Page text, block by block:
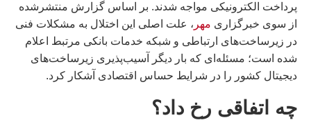
پرداخت الکترونیکی مواجه شدند. بر اساس گزارش منتشرشده
از سوی خبرگزاری مهر ، علت اصلی این اختلال به مشکلات فنی
در زیرساخت‌های ارتباطی و شبکه خدمات بانکی مرتبط اعلام
شده است؛ مسئله‌ای که بار دیگر آسیب‌پذیری زیرساخت‌های
دیجیتال کشور را در شرایط حساس اقتصادی آشکار کرد.
چه اتفاقی رخ داد؟